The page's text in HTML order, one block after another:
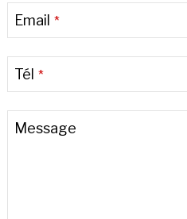
Email *
Tél *
Message